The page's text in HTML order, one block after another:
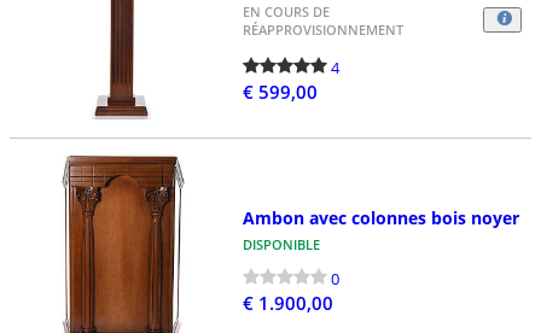
EN COURS DE
RÉAPPROVISIONNEMENT
4
€ 599,00
Ambon avec colonnes bois noyer
DISPONIBLE
0
€ 1.900,00